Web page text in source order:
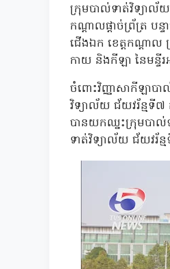
ក្រុមបាល់ទាត់វិទ្យាល័
កណ្តាលផ្តាច់ព្រ័ត្រ ប
ជើងឯក ខេត្តកណ្តា
កាយ និងកីឡា នៃមន្ទី
ចំពោះវិញ្ញាសាកីឡាប
វិទ្យាល័យ ជ័យវរ័ន្មទី
បានយកឈ្នះក្រុមបាល់
ទាត់វិទ្យាល័យ ជ័យវរ័ន្